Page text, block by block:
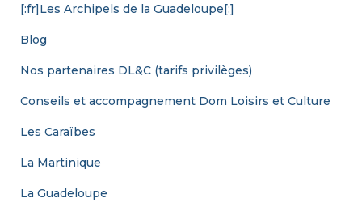
[:fr]Les Archipels de la Guadeloupe[:]
Blog
Nos partenaires DL&C (tarifs privilèges)
Conseils et accompagnement Dom Loisirs et Culture
Les Caraïbes
La Martinique
La Guadeloupe